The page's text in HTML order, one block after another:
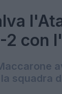
2 con
squadra